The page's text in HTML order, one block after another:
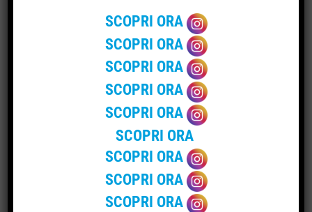
sembra provenire dalla Spagna o dalla Francia, dove
Adesso troviamo le coltivazioni in Italia, Marocco,
Algeria, Grecia, Messico, California e Australia,
quindi, possiamo dire che è un vitigno che ben si è
adattato anche al di fuori dell’Europa.
In Italia è conosciuto come Cannonau, coltivato
principalmente in Sardegna, dove rappresenta il
vitigno a bacca rossa più prestigioso.
SCOPRI ORA
SCOPRI ORA
SCOPRI ORA
SCOPRI ORA
SCOPRI ORA
SCOPRI ORA
SCOPRI ORA
SCOPRI ORA
SCOPRI ORA